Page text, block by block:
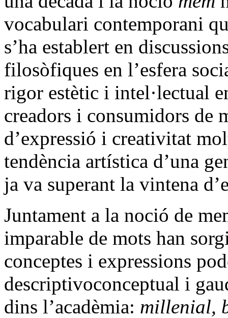
vocabulari contemporani
s’ha establert en
filosòfiques en l’esfera
rigor estètic i intel·lectual
creadors i consumidors de
d’expressió i creativitat
tendència artística d’una
ja va superant la vintena
Juntament a la noció de
imparable de mots han
conceptes i expressions
descriptivoconceptual i
dins l’acadèmia: millenial,